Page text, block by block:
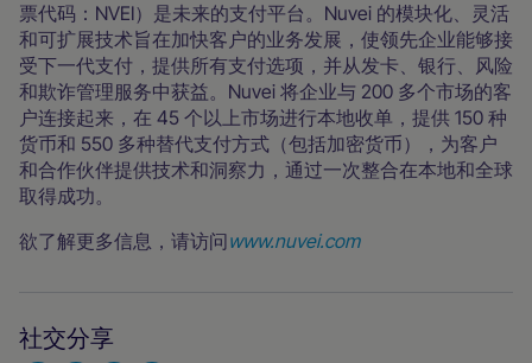
票代码：NVEI）是未来的支付平台。Nuvei 的模块化、灵活
和可扩展技术旨在加快客户的业务发展，使领先企业能够接
受下一代支付，提供所有支付选项，并从发卡、银行、风险
和欺诈管理服务中获益。Nuvei 将企业与 200 多个市场的客
户连接起来，在 45 个以上市场进行本地收单，提供 150 种
货币和 550 多种替代支付方式（包括加密货币），为客户
和合作伙伴提供技术和洞察力，通过一次整合在本地和全球
取得成功。
欲了解更多信息，请访问www.nuvei.com
社交分享